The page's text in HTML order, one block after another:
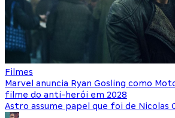
Filmes
Marvel anuncia Ryan Gosling como
filme do anti-herói em 2028
Astro assume papel que foi de Nicolas